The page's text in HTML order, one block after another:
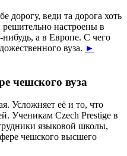
дорогу, веди та дорога хоть
настроены в
нибудь, а в Европе. С чего
вуза. ►
чешского вуза
Усложняет её и то, что
Ученикам Czech Prestige в
языковой школы,
чешского высшего